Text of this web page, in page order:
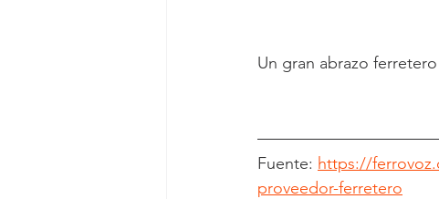
Un gran abrazo ferretero
Fuente: https://
proveedor-ferretero